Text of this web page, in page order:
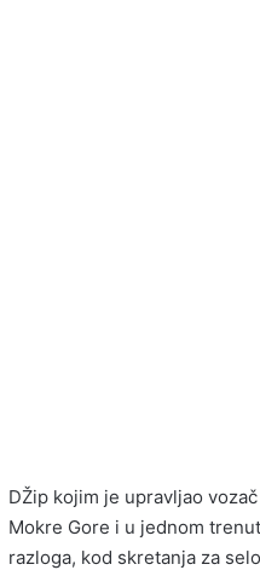
DŽip kojim je upravljao
Mokre Gore i u jednom
razloga, kod skretanja za